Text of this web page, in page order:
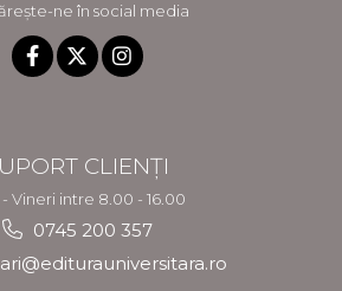
ne în social media
CLIENȚI
- Vineri intre 8.00 - 16.00
0745 200 357